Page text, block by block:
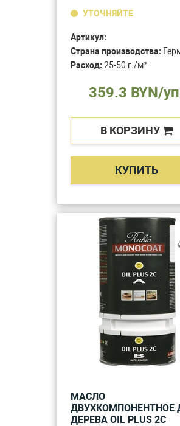
УТОЧНЯЙТЕ
Артикул:
Страна производства:
Расход: 25-50 г./м²
359.3 BYN/
В КОРЗИНУ
КУПИТЬ
МАСЛО
ДВУХКОМПОНЕНТНОЕ
ДЕРЕВА OIL PLUS 2C